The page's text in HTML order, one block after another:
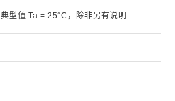
典型值 Ta = 25°C，除非另有说明